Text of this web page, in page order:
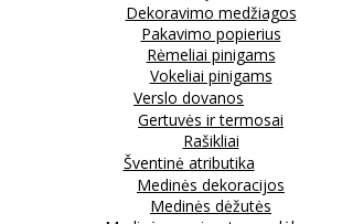
Dekoravimo medžiagos
Pakavimo popierius
Rėmeliai pinigams
Vokeliai pinigams
Verslo dovanos
Gertuvės ir termosai
Rašikliai
Šventinė atributika
Medinės dekoracijos
Medinės dėžutės